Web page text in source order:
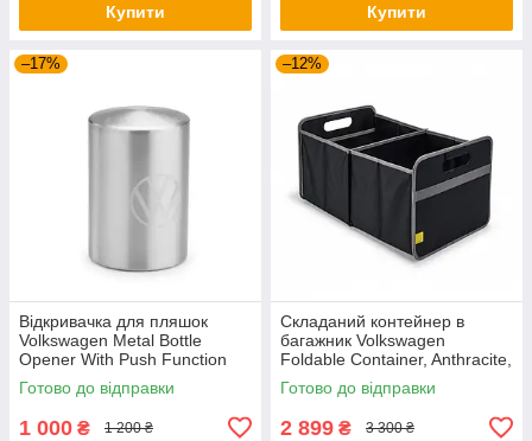
Купити Купити
–17%
Відкривачка для пляшок
Volkswagen Metal Bottle
Opener With Push Function
NM, артикул
000087703LTJKA
Готово до відправки
1 000 ₴ 1 200 ₴
–12%
Складаний контейнер в
багажник Volkswagen
Foldable Container, Anthracite,
артикул 5H0061104
Готово до відправки
2 899 ₴ 3 300 ₴